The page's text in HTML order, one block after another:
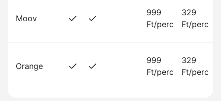
Moov
999
Ft/perc
329
Ft/perc
Orange
999
Ft/perc
329
Ft/perc